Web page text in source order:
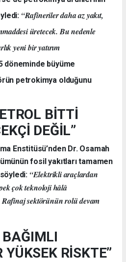
“Rafineriler daha az yakıt,
üretecek. Bu nedenle
yeni bir yatırım
döneminde büyüme
petrokimya olduğunu
BİTTİ
DEĞİL”
Enstitüsü’nden Dr. Osamah
fosil yakıtları tamamen
söyledi: “Elektrikli araçlardan
çok teknoloji hâlâ
Rafinaj sektörünün rolü devam
BAĞIMLI
YÜKSEK RİSKTE”